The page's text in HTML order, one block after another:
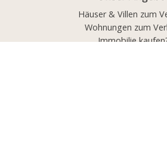
Häuser & Villen zum
Wohnungen zum
Immobilie